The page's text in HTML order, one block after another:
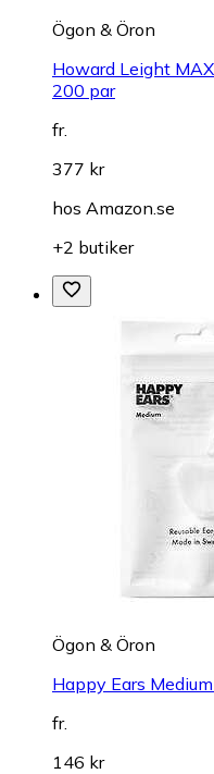
Ögon & Öron
Howard Leight
200 par
fr.
377 kr
hos Amazon.se
+2 butiker
Ögon & Öron
Happy Ears
fr.
146 kr